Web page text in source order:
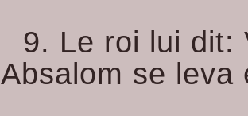
9. Le roi lui dit:
Absalom se leva